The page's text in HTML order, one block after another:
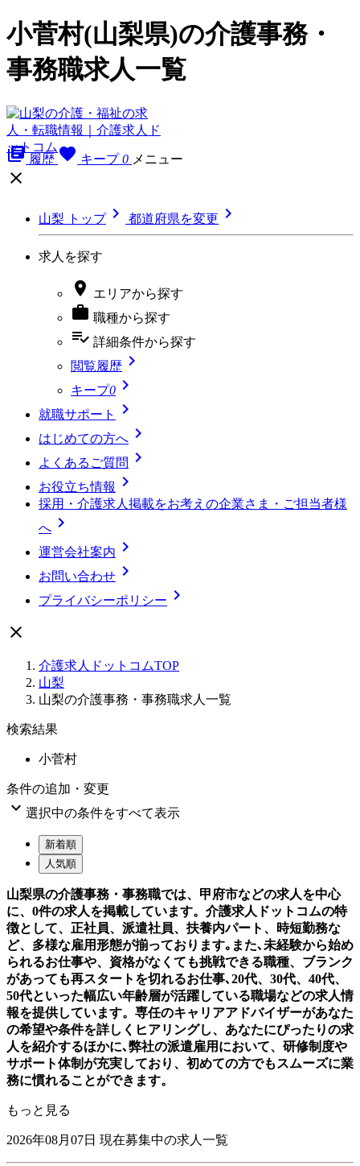
小菅村(山梨県)の介護事務・
事務職求人一覧
library_books 履歴 favorite キープ 0 メニュー

山梨 トップ 都道府県を変更 
求人を探す
 エリアから探す
 職種から探す
playlist_add_check 詳細条件から探す
閲覧履歴 
キープ0 
就職サポート 
はじめての方へ 
よくあるご質問 
お役立ち情報 
採用・介護求人掲載をお考えの企業さま・ご担当者様
へ 
運営会社案内 
お問い合わせ 
プライバシーポリシー 

介護求人ドットコムTOP
山梨
山梨の介護事務・事務職求人一覧
検索結果
小菅村
条件の追加・変更
 選択中の条件をすべて表示
新着順
人気順
山梨県の介護事務・事務職では、甲府市などの求人を中心
に、0件の求人を掲載しています。介護求人ドットコムの特
徴として、正社員、派遣社員、扶養内パート、時短勤務な
ど、多様な雇用形態が揃っております｡また､未経験から始め
られるお仕事や、資格がなくても挑戦できる職種、ブランク
があっても再スタートを切れるお仕事､20代、30代、40代、
50代といった幅広い年齢層が活躍している職場などの求人情
報を提供しています。専任のキャリアアドバイザーがあなた
の希望や条件を詳しくヒアリングし、あなたにぴったりの求
人を紹介するほかに､弊社の派遣雇用において、研修制度や
サポート体制が充実しており、初めての方でもスムーズに業
務に慣れることができます。
もっと見る
2026年08月07日 現在募集中の求人一覧